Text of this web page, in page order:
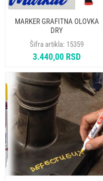
MARKER GRAFITNA OLOVKA
DRY
Šifra artikla: 15359
3.440,00 RSD